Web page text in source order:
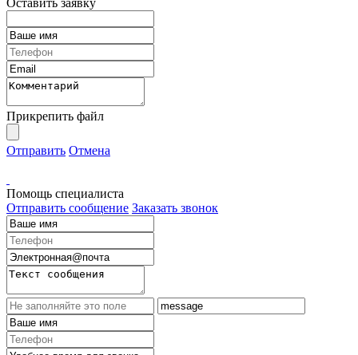
Оставить заявку
Прикрепить файл
Отправить Отмена
Помощь специалиста
Отправить сообщение Заказать звонок